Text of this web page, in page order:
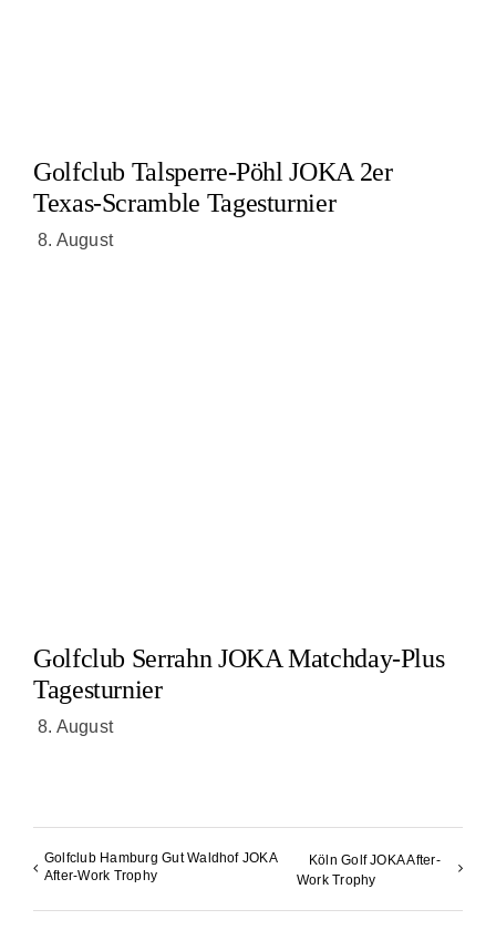
Golfclub Talsperre-Pöhl JOKA 2er
Texas-Scramble Tagesturnier
8. August
Golfclub Serrahn JOKA Matchday-Plus
Tagesturnier
8. August
Golfclub Hamburg Gut Waldhof JOKA
After-Work Trophy
Köln Golf JOKA After-
Work Trophy